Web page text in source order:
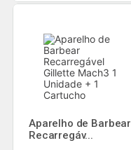
Aparelho de Barbear
Recarregáv...